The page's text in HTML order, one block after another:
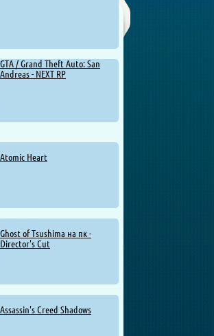
GTA / Grand Theft Auto: San
Andreas - NEXT RP
Atomic Heart
Ghost of Tsushima на пк -
Director's Cut
Assassin's Creed Shadows